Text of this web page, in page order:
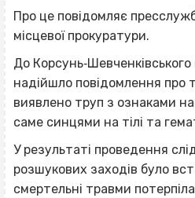
Про це повідомляє
місцевої прокуратури.
До Корсунь‐Шевченківського
надійшло повідомлення про
виявлено труп з ознаками
саме синцями на тілі та
У результаті проведення
розшукових заходів було
смертельні травми